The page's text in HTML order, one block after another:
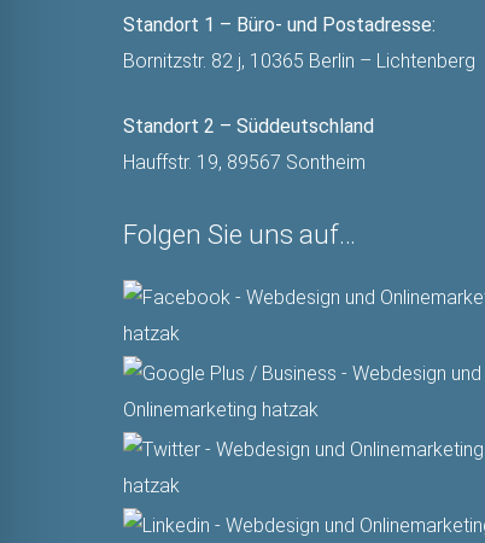
Standort 1 – Büro- und Postadresse:
Bornitzstr. 82 j, 10365 Berlin – Lichtenberg
Standort 2 – Süddeutschland
Hauffstr. 19, 89567 Sontheim
Folgen Sie uns auf…